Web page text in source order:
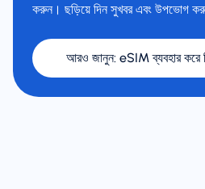
করুন। ছড়িয়ে দিন সুখবর এবং উপভোগ
আরও জানুন: eSIM ব্যবহার